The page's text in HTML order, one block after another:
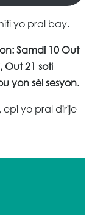
yo pral bay.
Samdi 10 Out
Out 21 soti
yon sèl sesyon.
epi yo pral dirije